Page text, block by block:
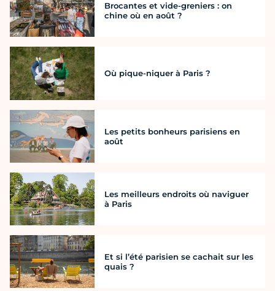
Brocantes et vide-greniers : on
chine où en août ?
Où pique-niquer à Paris ?
Les petits bonheurs parisiens en
août
Les meilleurs endroits où naviguer
à Paris
Et si l’été parisien se cachait sur les
quais ?